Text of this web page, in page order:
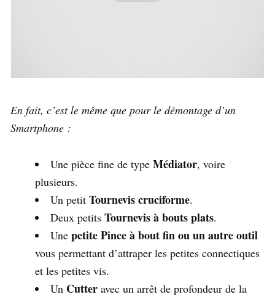
En fait, c’est le même que pour le démontage d’un
Smartphone :
Une pièce fine de type Médiator, voire
plusieurs.
Un petit Tournevis cruciforme.
Deux petits Tournevis à bouts plats.
Une petite Pince à bout finou un autre outil
vous permettant d’attraper les petites connectiques
et les petites vis.
Un Cutter avec un arrêt de profondeur de la